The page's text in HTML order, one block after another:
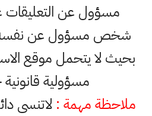
مسؤول عن التعليقات
شخص مسؤول عن نفسه
بحيث لا يتحمل موقع
مسؤولية
ملاحظة مهمة : لاتنسى